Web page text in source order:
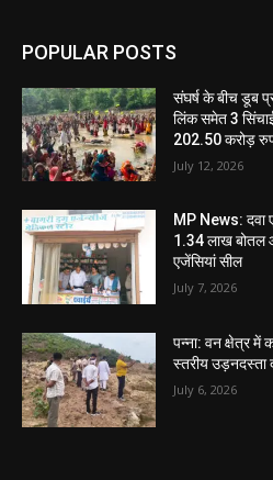
POPULAR POSTS
संघर्ष के बीच डूब
लिंक समेत 3
202.50 करोड़
July 12, 2026
MP News: दवा
1.34 लाख बोतल
एजेंसियां सील
July 7, 2026
पन्ना: वन क्षेत्र
स्तरीय उड़नदस्ता
July 6, 2026